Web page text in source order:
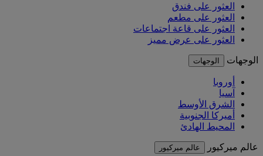
العثور على فندق
العثور على مطعم
العثور على قاعة اجتماعات
العثور على عرض مميز
الوجهات الوجهات
أوروبا
آسيا
الشرق الأوسط
أميركا الجنوبية
المحيط الهادئ
عالم ميركيور عالم ميركيور